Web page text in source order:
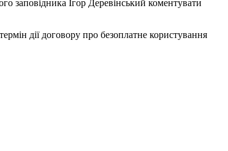
заповідника Ігор Деревінський коментувати
дії договору про безоплатне користування